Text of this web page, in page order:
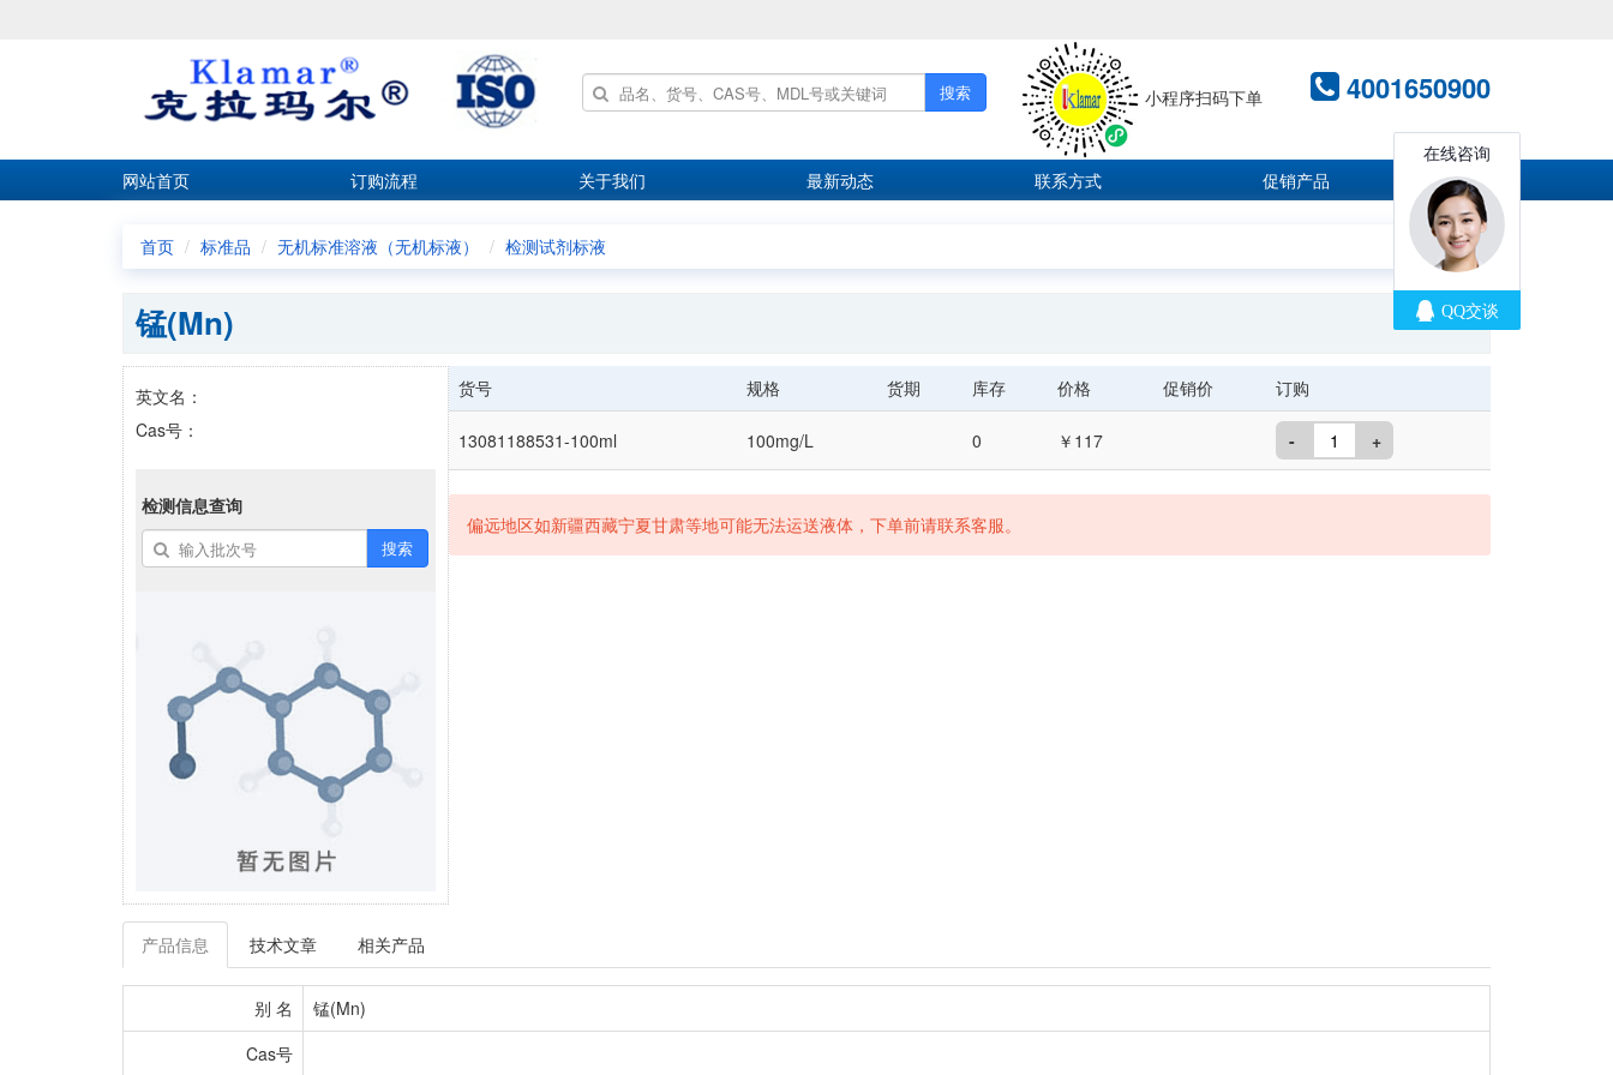
搜索 小程序扫码下单 4001650900
网站首页 订购流程 关于我们 最新动态 联系方式 促销产品
首页 标准品 无机标准溶液（无机标液） 检测试剂标液
锰(Mn)
英文名：
Cas号：
检测信息查询
搜索
货号 规格 货期 库存 价格 促销价 订购
13081188531-100ml 100mg/L 0 ￥117 - +
偏远地区如新疆西藏宁夏甘肃等地可能无法运送液体，下单前请联系客服。
产品信息 技术文章 相关产品
别 名
锰(Mn)
Cas号